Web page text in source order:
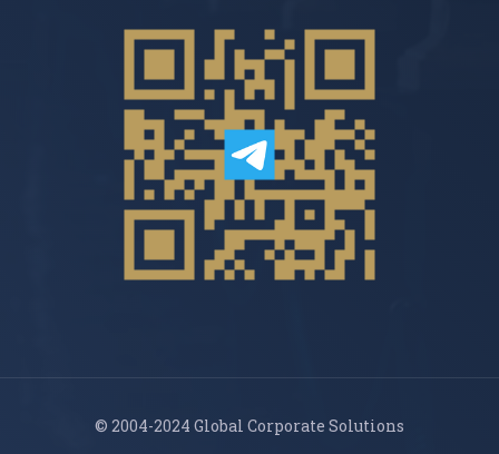
© 2004-2024 Global Corporate Solutions